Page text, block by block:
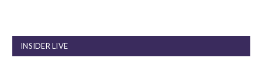
INSIDER LIVE